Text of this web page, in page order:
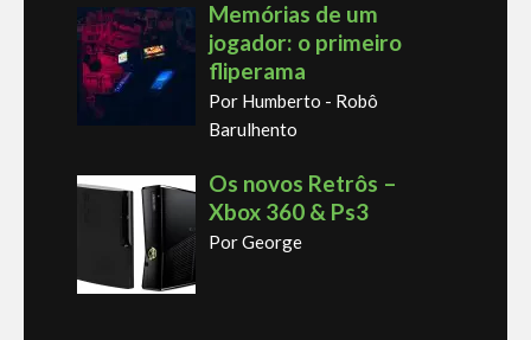
Memórias de um
jogador: o primeiro
fliperama
Por Humberto - Robô
Barulhento
Os novos Retrôs –
Xbox 360 & Ps3
Por George